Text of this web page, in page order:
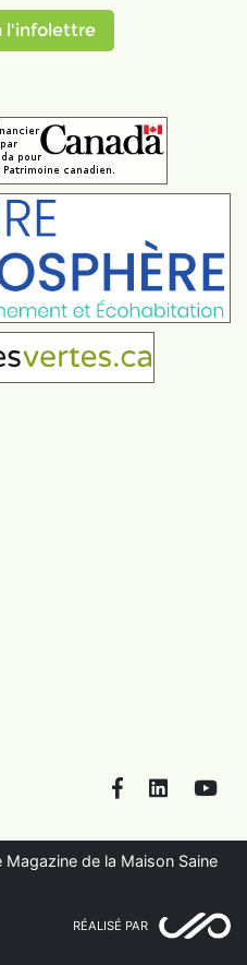
l'infolettre
FacebookLinkedIn
de la Maison Saine
RÉALISÉ PAR